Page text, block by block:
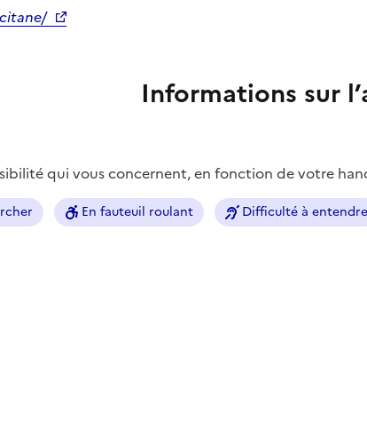
Informations sur
qui vous concernent, en fonction de votre
En fauteuil roulant Difficulté à entendre